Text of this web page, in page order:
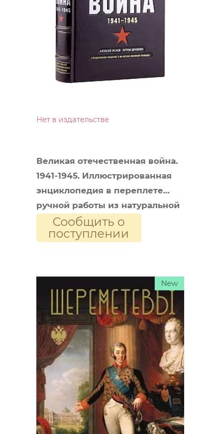
Нет в издательстве
Великая отечественная война.
1941-1945. Иллюстрированная
энциклопедия в переплете
ручной работы из натуральной
кожи с тремя видами тиснения
Сообщить о
поступлении
New